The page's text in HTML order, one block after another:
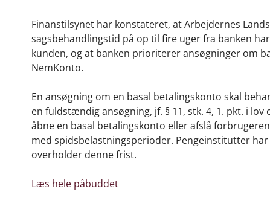
Finanstilsynet har konstateret, at Arbejdernes
sagsbehandlingstid på op til fire uger fra banken
kunden, og at banken prioriterer ansøgninger om
NemKonto.
En ansøgning om en basal betalingskonto skal
en fuldstændig ansøgning, jf. § 11, stk. 4, 1. pkt. i
åbne en basal betalingskonto eller afslå
med spidsbelastningsperioder. Pengeinstitutter
overholder denne frist.
Læs hele påbuddet